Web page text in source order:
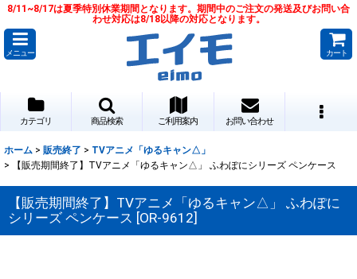
8/11~8/17は夏季特別休業期間となります。期間中のご注文の発送及びお問い合
わせ対応は8/18以降の対応となります。
メニュー カート
カテゴリ 商品検索 ご利用案内 お問い合わせ
ホーム > 販売終了 > TVアニメ「ゆるキャン△」
>
【販売期間終了】TVアニメ「ゆるキャン△」 ふわぽにシリーズ ペンケース
【販売期間終了】TVアニメ「ゆるキャン△」 ふわぽに
シリーズ ペンケース [OR-9612]